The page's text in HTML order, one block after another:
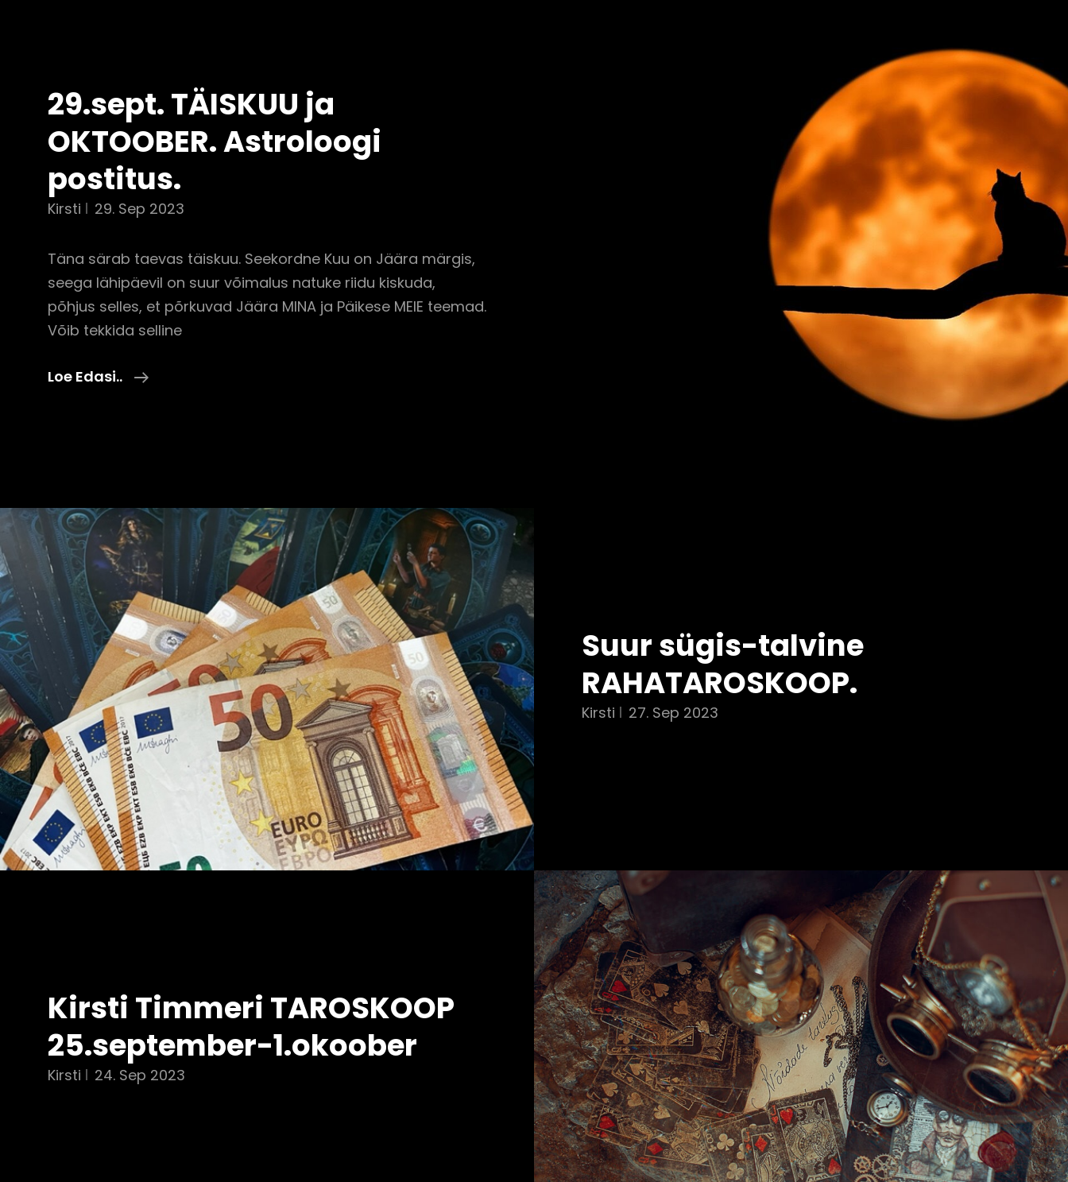
29.sept. TÄISKUU ja
OKTOOBER. Astroloogi
postitus.
Kirsti 29. Sep 2023
Täna särab taevas täiskuu. Seekordne Kuu on Jäära märgis,
seega lähipäevil on suur võimalus natuke riidu kiskuda,
põhjus selles, et põrkuvad Jäära MINA ja Päikese MEIE teemad.
Võib tekkida selline
Loe Edasi..
29.sept.
Suur sügis-talvine
RAHATAROSKOOP.
Kirsti 27. Sep 2023
Kirsti Timmeri TAROSKOOP
25.september-1.okoober
Kirsti 24. Sep 2023